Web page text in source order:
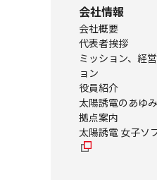
会社情報
会社概要
代表者挨拶
ミッション、経
ョン
役員紹介
太陽誘電のあゆみ
拠点案内
太陽誘電 女子ソ